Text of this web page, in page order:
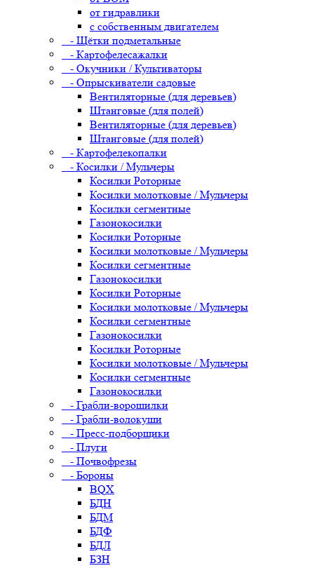
от гидравлики
с собственным двигателем
- Щётки подметальные
- Картофелесажалки
- Окучники / Культиваторы
- Опрыскиватели садовые
Вентиляторные (для деревьев)
Штанговые (для полей)
Вентиляторные (для деревьев)
Штанговые (для полей)
- Картофелекопалки
- Косилки / Мульчеры
Косилки Роторные
Косилки молотковые / Мульчеры
Косилки сегментные
Газонокосилки
Косилки Роторные
Косилки молотковые / Мульчеры
Косилки сегментные
Газонокосилки
Косилки Роторные
Косилки молотковые / Мульчеры
Косилки сегментные
Газонокосилки
Косилки Роторные
Косилки молотковые / Мульчеры
Косилки сегментные
Газонокосилки
- Грабли-ворошилки
- Грабли-волокуши
- Пресс-подборщики
- Плуги
- Почвофрезы
- Бороны
BQX
БДН
БДМ
БДФ
БДЛ
БЗН